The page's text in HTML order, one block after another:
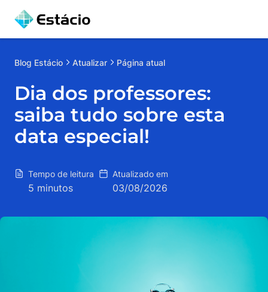
Blog Estácio Atualizar Página atual
Dia dos professores:
saiba tudo sobre esta
data especial!
Tempo de leitura
5 minutos
Atualizado em
03/08/2026